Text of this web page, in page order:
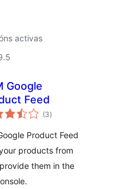
activas
Google
Feed
(3valoracións
totais
)
Product Feed
products from
them in the